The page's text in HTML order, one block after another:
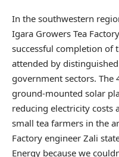
In the southwestern
Igara Growers Tea
successful completion of
attended by
government sectors.
ground-mounted solar
reducing electricity costs
small tea farmers in the
Factory engineer Zali
Energy because we